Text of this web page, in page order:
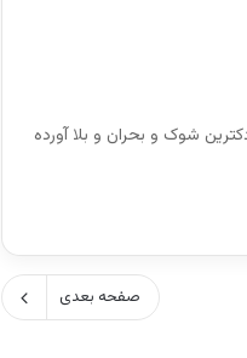
شوک و بحران و بلا آورده
صفحه بعدی